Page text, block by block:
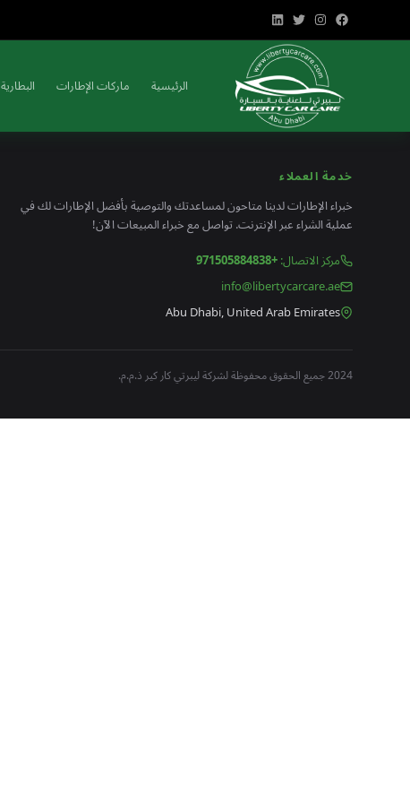
الرئيسية ماركات الإطارات البطارية
خدمة العملاء
خبراء الإطارات لدينا متاحون لمساعدتك والتوصية بأفضل الإطارات لك في
عملية الشراء عبر الإنترنت. تواصل مع خبراء المبيعات الآن!
مركز الاتصال:
+971505884838
info@libertycarcare.ae
Abu Dhabi, United Arab Emirates
2024 جميع الحقوق محفوظة لشركة ليبرتي كار كير ذ.م.م.